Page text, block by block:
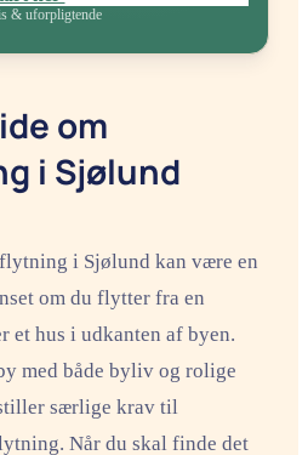
& uforpligtende
om
i Sjølund
i Sjølund kan være en
om du flytter fra en
et hus i udkanten af byen.
med både byliv og rolige
særlige krav til
Når du skal finde det